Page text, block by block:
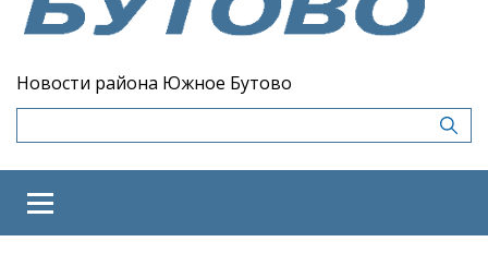
Новости района Южное Бутово